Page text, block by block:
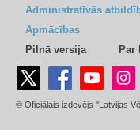
Administratīvās
Apmācības
Pilnā versija
Par
© Oficiālais izdevējs "Latvijas